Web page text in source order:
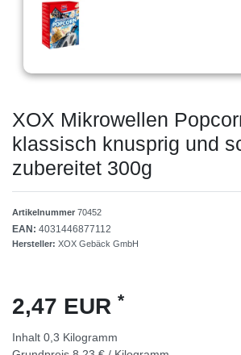
XOX Mikrowellen
klassisch knusprig und
zubereitet 300g
Artikelnummer 70452
EAN: 4031446877112
Hersteller: XOX Gebäck GmbH
2,47 EUR *
Inhalt 0,3 Kilogramm